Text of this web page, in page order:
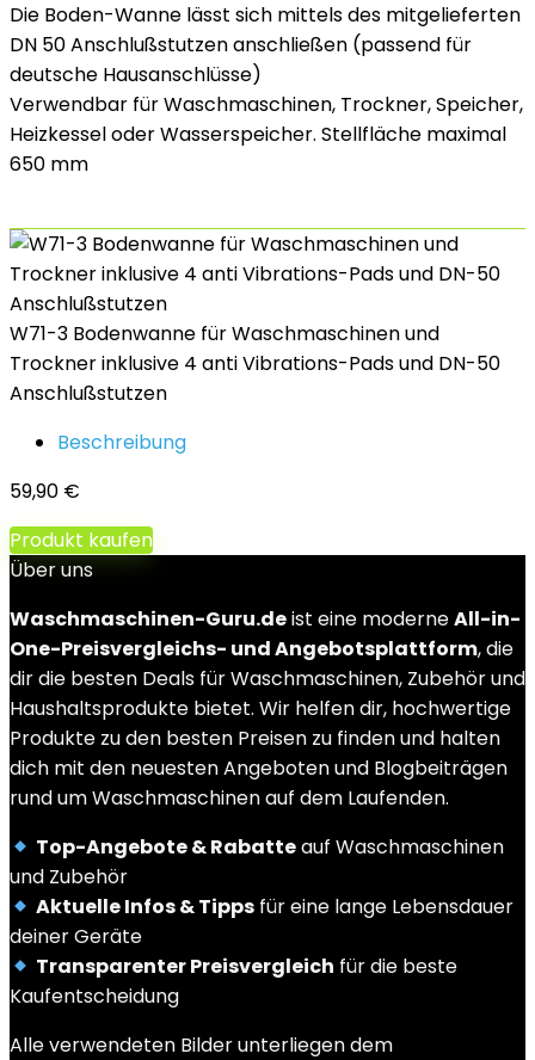
Die Boden-Wanne lässt sich mittels des mitgelieferten
DN 50 Anschlußstutzen anschließen (passend für
deutsche Hausanschlüsse)
Verwendbar für Waschmaschinen, Trockner, Speicher,
Heizkessel oder Wasserspeicher. Stellfläche maximal
650 mm
W71-3 Bodenwanne für Waschmaschinen und
Trockner inklusive 4 anti Vibrations-Pads und DN-50
Anschlußstutzen
Beschreibung
59,90 €
Produkt kaufen
Über uns
Waschmaschinen-Guru.deist eine moderneAll-in-
One-Preisvergleichs- und Angebotsplattform, die
dir die besten Deals für Waschmaschinen, Zubehör und
Haushaltsprodukte bietet. Wir helfen dir, hochwertige
Produkte zu den besten Preisen zu finden und halten
dich mit den neuesten Angeboten und Blogbeiträgen
rund um Waschmaschinen auf dem Laufenden.
Top-Angebote & Rabatteauf Waschmaschinen
und Zubehör
Aktuelle Infos & Tipps für eine lange Lebensdauer
deiner Geräte
Transparenter Preisvergleich für die beste
Kaufentscheidung
Alle verwendeten Bilder unterliegen dem